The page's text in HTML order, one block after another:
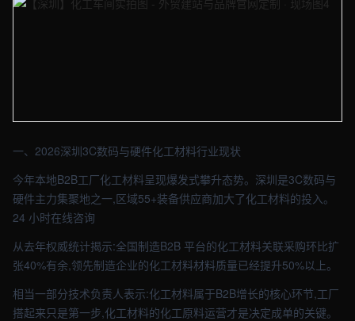
一、2026深圳3C数码与硬件化工材料行业现状
今年本地B2B工厂化工材料呈现爆发式攀升态势。深圳是3C数码与
硬件主力集聚地之一,区域55+装备供应商加大了化工材料的投入。
24 小时在线咨询
从去年权威统计揭示:全国制造B2B 平台的化工材料关联采购环比扩
张40%有余,领先制造企业的化工材料材料质量已经提升50%以上。
相当一部分技术负责人表示:化工材料属于B2B增长的核心环节,工厂
搭起来只是第一步,化工材料的化工原料运营才是决定成单的关键。